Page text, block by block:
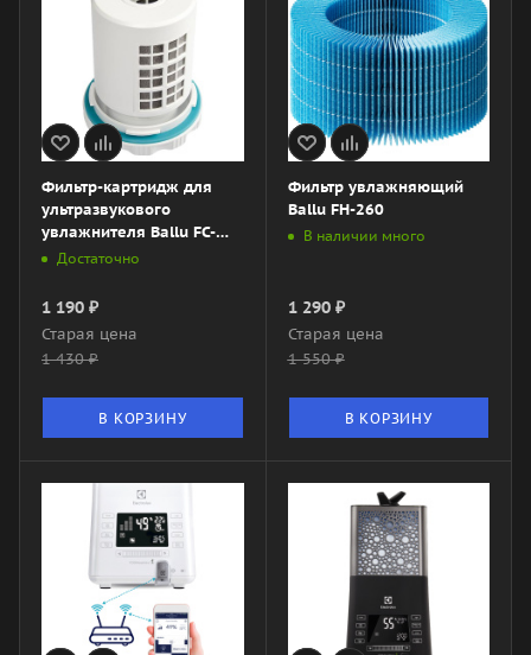
Фильтр-картридж для
ультразвукового
увлажнителя Ballu FC-
1100/1500
Достаточно
1 190 ₽
Старая цена
1 430₽
В КОРЗИНУ
Фильтр увлажняющий
Ballu FH-260
В наличии много
1 290₽
Старая цена
1 550₽
В КОРЗИНУ